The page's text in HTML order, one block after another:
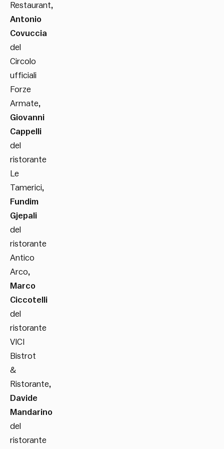
Restaurant,
Antonio
Covuccia
del
Circolo
ufficiali
Forze
Armate,
Giovanni
Cappelli
del
ristorante
Le
Tamerici,
Fundim
Gjepali
del
ristorante
Antico
Arco,
Marco
Ciccotelli
del
ristorante
VICI
Bistrot
&
Ristorante,
Davide
Mandarino
del
ristorante